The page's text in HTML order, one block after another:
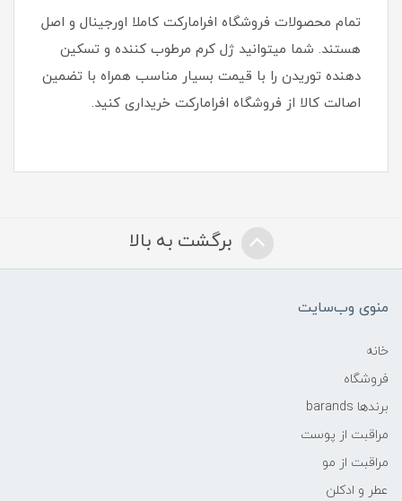
تمام محصولات فروشگاه افرامارکت کاملا اورجینال و اصل
هستند. شما میتوانید ژل کرم مرطوب کننده و تسکین
دهنده توریدن را با قیمت بسیار مناسب همراه با تضمین
اصالت کالا از فروشگاه افرامارکت خریداری کنید.
برگشت به بالا
منوی وب‌سایت
خانه
فروشگاه
برندها barands
مراقبت از پوست
مراقبت از مو
عطر و ادکلن